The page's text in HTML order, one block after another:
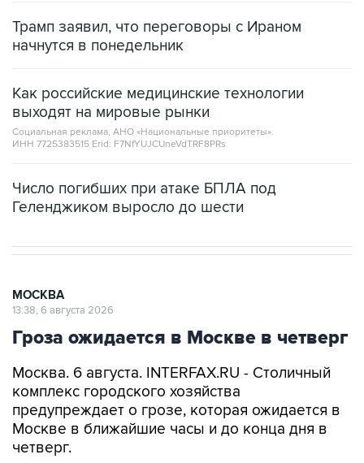
Трамп заявил, что переговоры с Ираном
начнутся в понедельник
Как российские медицинские технологии
выходят на мировые рынки
Социальная реклама, АНО «Национальные приоритеты».
ИНН 7725383515 Erid: F7NfYUJCUneVdTRF8PRs
Число погибших при атаке БПЛА под
Геленджиком выросло до шести
МОСКВА
13:38, 6 августа 2026
Гроза ожидается в Москве в четверг
Москва. 6 августа. INTERFAX.RU - Столичный
комплекс городского хозяйства
предупреждает о грозе, которая ожидается в
Москве в ближайшие часы и до конца дня в
четверг.